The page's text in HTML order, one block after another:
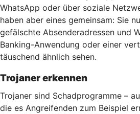
WhatsApp oder über soziale
haben aber eines gemeinsam: Sie
gefälschte Absenderadressen und
Banking-Anwendung oder einer
täuschend ähnlich sehen.
Trojaner erkennen
Trojaner sind Schadprogramme –
die es Angreifenden zum Beispiel